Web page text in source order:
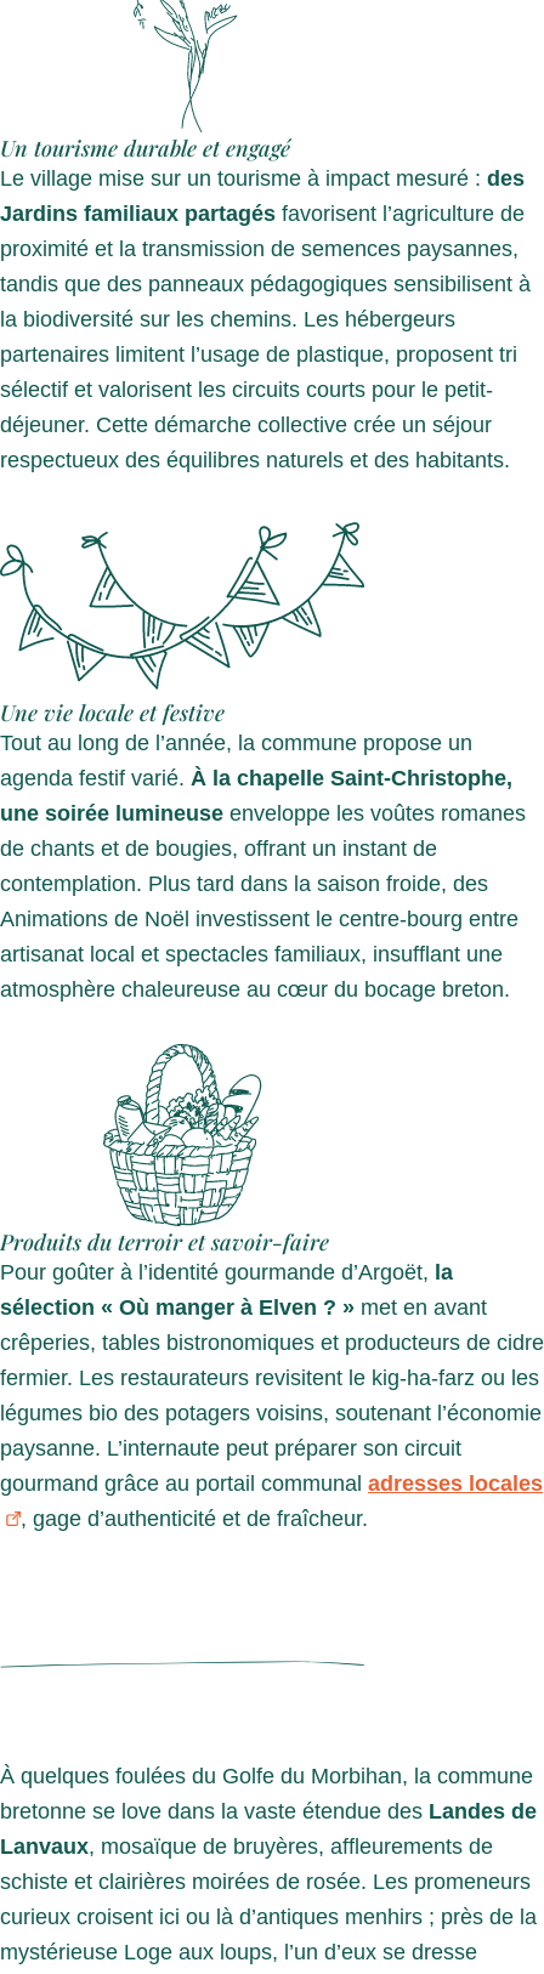
Un tourisme durable et engagé
Le village mise sur un tourisme à impact mesuré : des
Jardins familiaux partagés favorisent l’agriculture de
proximité et la transmission de semences paysannes,
tandis que des panneaux pédagogiques sensibilisent à
la biodiversité sur les chemins. Les hébergeurs
partenaires limitent l’usage de plastique, proposent tri
sélectif et valorisent les circuits courts pour le petit-
déjeuner. Cette démarche collective crée un séjour
respectueux des équilibres naturels et des habitants.
Une vie locale et festive
Tout au long de l’année, la commune propose un
agenda festif varié. À la chapelle Saint-Christophe,
une soirée lumineuse enveloppe les voûtes romanes
de chants et de bougies, offrant un instant de
contemplation. Plus tard dans la saison froide, des
Animations de Noël investissent le centre-bourg entre
artisanat local et spectacles familiaux, insufflant une
atmosphère chaleureuse au cœur du bocage breton.
Produits du terroir et savoir-faire
Pour goûter à l’identité gourmande d’Argoët, la
sélection « Où manger à Elven ? » met en avant
crêperies, tables bistronomiques et producteurs de cidre
fermier. Les restaurateurs revisitent le kig-ha-farz ou les
légumes bio des potagers voisins, soutenant l’économie
paysanne. L’internaute peut préparer son circuit
gourmand grâce au portail communal adresses locales
, gage d’authenticité et de fraîcheur.
À quelques foulées du Golfe du Morbihan, la commune
bretonne se love dans la vaste étendue des Landes de
Lanvaux, mosaïque de bruyères, affleurements de
schiste et clairières moirées de rosée. Les promeneurs
curieux croisent ici ou là d’antiques menhirs ; près de la
mystérieuse Loge aux loups, l’un d’eux se dresse